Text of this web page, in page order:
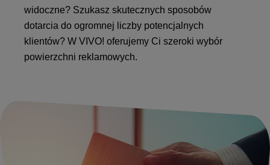
widoczne? Szukasz skutecznych sposobów
dotarcia do ogromnej liczby potencjalnych
klientów? W VIVO! oferujemy Ci szeroki wybór
powierzchni reklamowych.